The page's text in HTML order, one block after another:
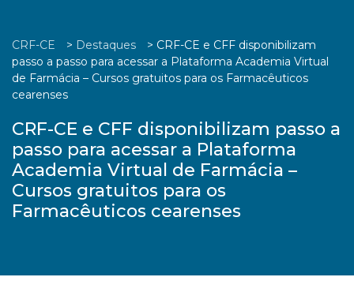
CRF-CE > Destaques > CRF-CE e CFF disponibilizam
passo a passo para acessar a Plataforma Academia Virtual
de Farmácia – Cursos gratuitos para os Farmacêuticos
cearenses
CRF-CE e CFF disponibilizam passo a
passo para acessar a Plataforma
Academia Virtual de Farmácia –
Cursos gratuitos para os
Farmacêuticos cearenses